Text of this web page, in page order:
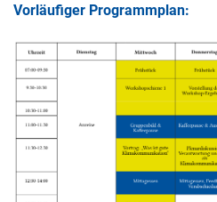
Vorläufiger Programmplan: